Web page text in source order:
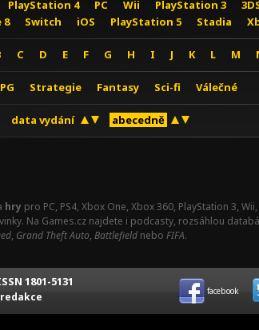
PlayStation 4 PC Wii PlayStation 3
8
Switch iOS PlayStation 5 Stadia
C D E F G H I J K L M
Strategie Fantasy Sci-fi Válečné
data vydání abecedně
hry pro PC, PS4, Xbox One, Xbox 360, PlayStation 3,
Na Games.cz najdete i podcasty, rozsáhlou
, Grand Theft Auto, Battlefield nebo FIFA.
1801-5131
redakce facebook